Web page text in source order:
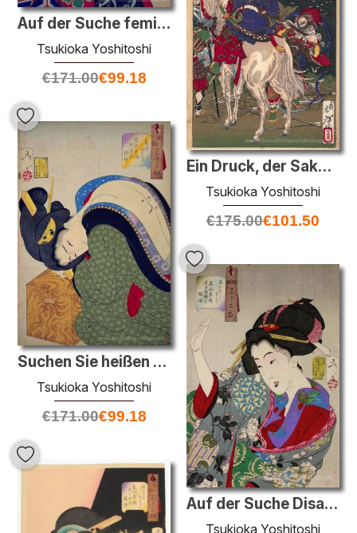
Auf der Suche feminin - das Aussehen einer "Burg-toppler 'des Te
Tsukioka Yoshitoshi
€171.00€99.18
Ein Druck, der Sakanoue ohne Tamuraro, Kommandeur in der Mitte d
Tsukioka Yoshitoshi
€175.00€101.50
Suchen Sie heißen - das Aussehen einer Hausfrau in der Bunsei Är
Tsukioka Yoshitoshi
€171.00€99.18
Auf der Suche Disagreeable - das Aussehen einer jungen Dame von
Tsukioka Yoshitoshi